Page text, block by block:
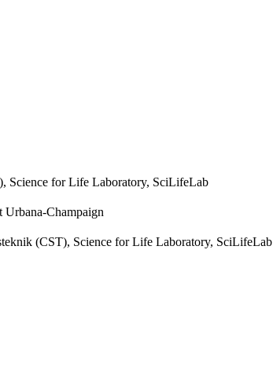
Science for Life Laboratory, SciLifeLab
Champaign
(CST), Science for Life Laboratory, SciLifeLab